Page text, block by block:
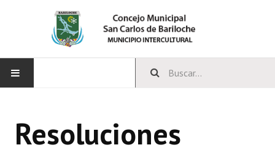
CONCEJO
Resoluciones